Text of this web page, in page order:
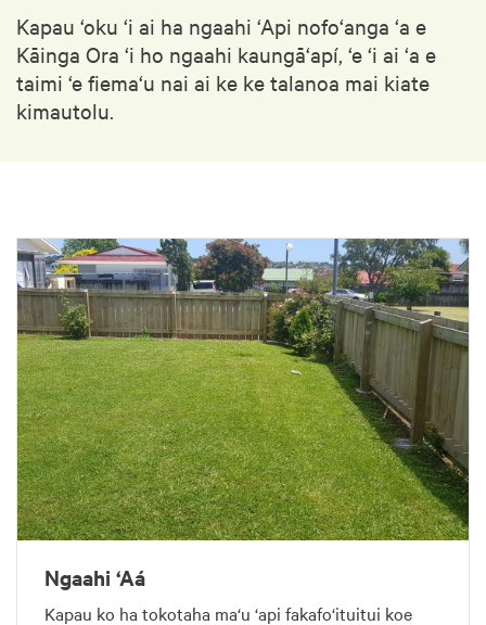
Kapau ‘oku ‘i ai ha ngaahi ‘Api nofo‘anga ‘a e
Kāinga Ora ‘i ho ngaahi kaungā‘apí, ‘e ‘i ai ‘a e
taimi ‘e fiema‘u nai ai ke ke talanoa mai kiate
kimautolu.
Ngaahi ‘Aá
Kapau ko ha tokotaha ma‘u ‘api fakafo‘ituitui koe